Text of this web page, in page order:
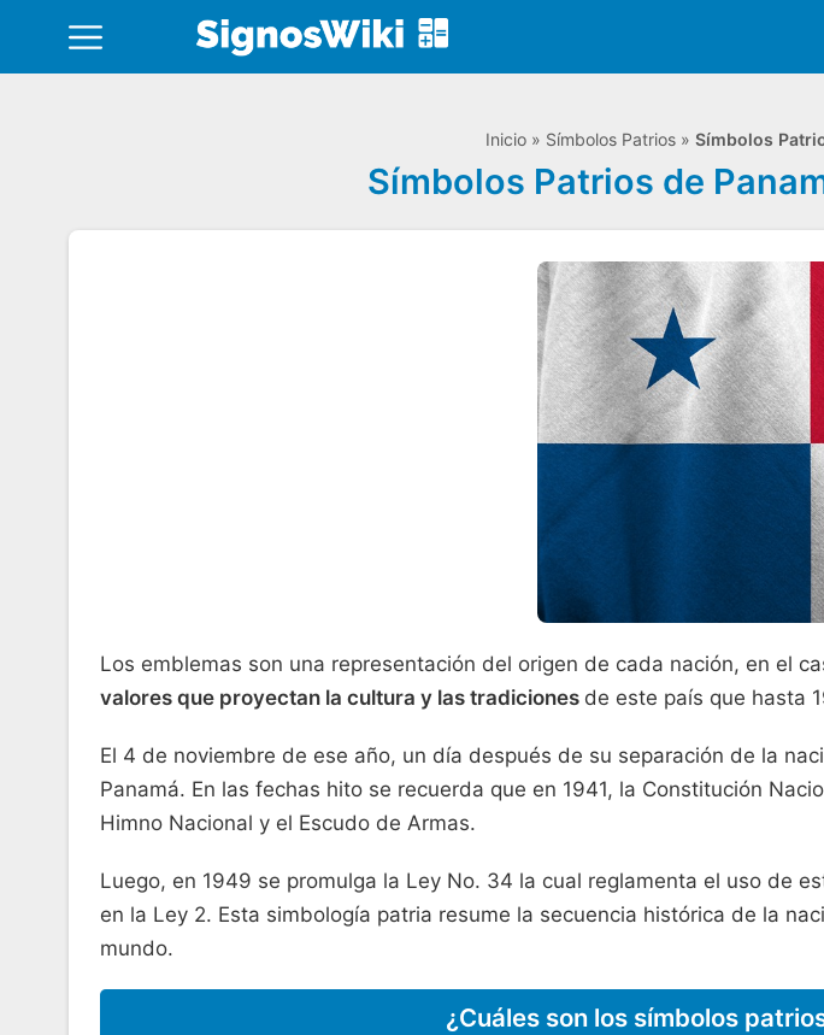
Inicio » Símbolos Patrios » Símbolos
Símbolos Patrios de
Los emblemas son una representación del origen de cada nación, en el
valores que proyectan la cultura y las tradiciones de este país que hasta
El 4 de noviembre de ese año, un día después de su separación de la
Panamá. En las fechas hito se recuerda que en 1941, la Constitución
Himno Nacional y el Escudo de Armas.
Luego, en 1949 se promulga la Ley No. 34 la cual reglamenta el uso de
en la Ley 2. Esta simbología patria resume la secuencia histórica de la
mundo.
¿Cuáles son los símbolos